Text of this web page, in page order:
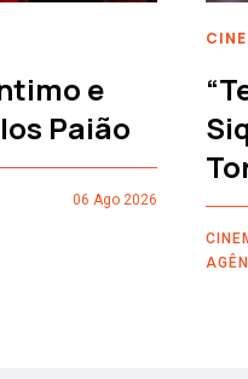
e
Paião
06 Ago 2026